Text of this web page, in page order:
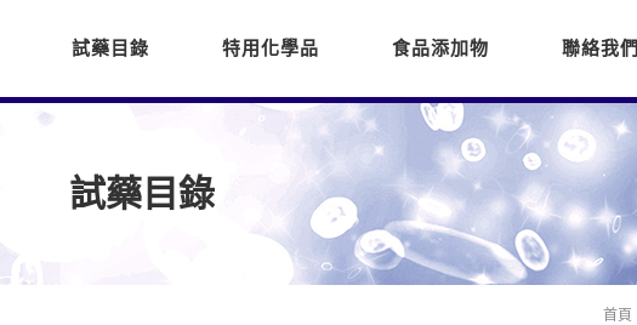
試藥目錄
首頁
試藥目錄 特用化學品 食品添加物 聯絡我們